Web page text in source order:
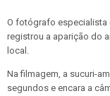
O fotógrafo especialista
registrou a aparição do
local.
Na filmagem, a sucuri-
segundos e encara a